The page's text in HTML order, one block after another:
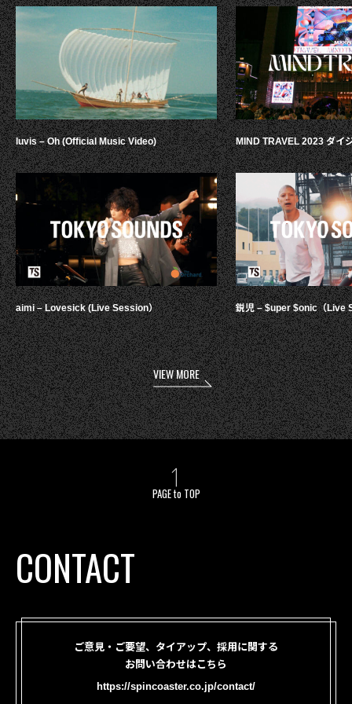
luvis – Oh (Official Music Video)
aimi – Lovesick (Live Session）
MIND TRAVEL 2023 ダイ
鋭児 – $uper $onic（Live
VIEW MORE
PAGE to TOP
CONTACT
ご意見・ご要望、タイアップ、採用に関する
お問い合わせはこちら
https://spincoaster.co.jp/contact/